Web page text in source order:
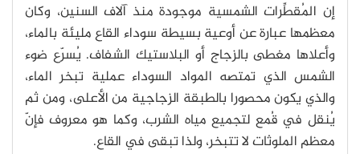
إن المُقطِّرات الشمسية موجودة منذ آلاف السنين، وكان
معظمها عبارة عن أوعية بسيطة سوداء القاع مليئة بالماء،
وأعلاها مغطى بالزجاج أو البلاستيك الشفاف. يُسرّع ضوء
الشمس الذي تمتصه المواد السوداء عملية تبخر الماء،
والذي يكون محصورا بالطبقة الزجاجية من الأعلى، ومن ثم
يُنقل في قُمع لتجميع مياه الشرب، وكما هو معروف فإنّ
معظم الملوثات لا تتبخر، ولذا تبقى في القاع.